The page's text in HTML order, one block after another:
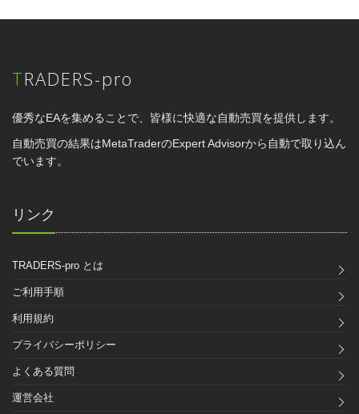
TRADERS-pro
優秀なEAを集めることで、皆様に快適な自動売買を提供します。
自動売買の結果はMetaTraderのExpert Advisorから自動で取り込ん
でいます。
リンク
TRADERS-pro とは
ご利用手順
利用規約
プライバシーポリシー
よくある質問
運営会社